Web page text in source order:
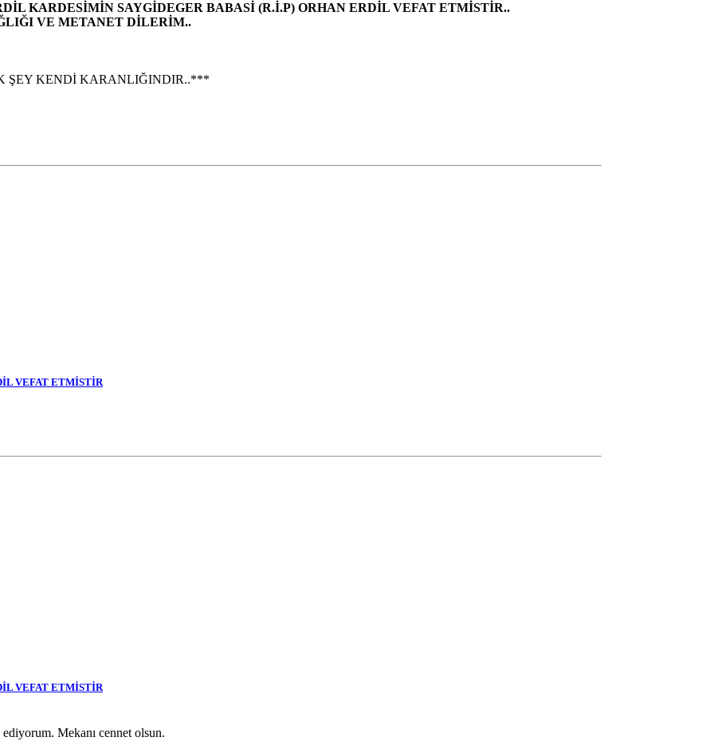
KARDESİMİN SAYGİDEGER BABASİ (R.İ.P) ORHAN ERDİL VEFAT ETMİSTİR..
VE METANET DİLERİM..
ŞEY KENDİ KARANLIĞINDIR..***
VEFAT ETMİSTİR
VEFAT ETMİSTİR
Mekanı cennet olsun.